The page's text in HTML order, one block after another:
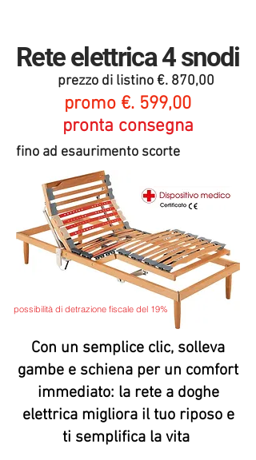
Rete elettrica 4 snodi
prezzo di listino €. 870,00
promo €. 599,00
pronta consegna
fino ad esaurimento scorte
possibilità di detrazione fiscale del 19%
Con un semplice clic, solleva
gambe e schiena per un comfort
immediato: la rete a doghe
elettrica migliora il tuo riposo e
ti semplifica la vita